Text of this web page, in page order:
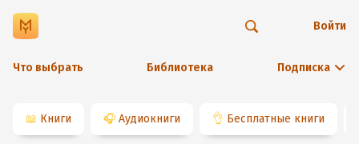
Что выбрать Библиотека Подписка
Войти
📖 Книги 🎧 Аудиокниги 👌 Бесплатные книги